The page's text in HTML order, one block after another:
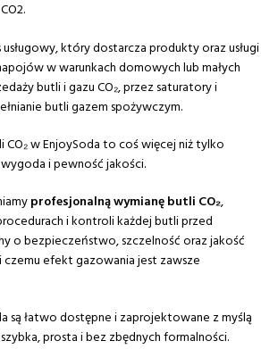
który dostarcza produkty oraz usługi
w warunkach domowych lub małych
butli i gazu CO₂, przez saturatory i
butli gazem spożywczym.
w EnjoySoda to coś więcej niż tylko
i pewność jakości.
profesjonalną wymianę butli CO₂,
i kontroli każdej butli przed
o bezpieczeństwo, szczelność oraz jakość
efekt gazowania jest zawsze
są łatwo dostępne i zaprojektowane z myślą
prosta i bez zbędnych formalności.